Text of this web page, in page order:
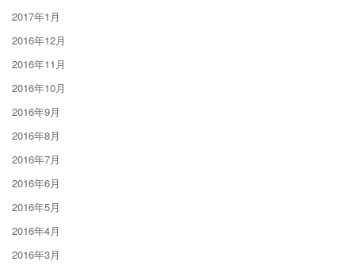
2017年1月
2016年12月
2016年11月
2016年10月
2016年9月
2016年8月
2016年7月
2016年6月
2016年5月
2016年4月
2016年3月